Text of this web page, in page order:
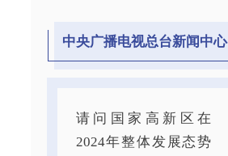
中央广播电视总台新闻中心
请问国家高新区在
2024年整体发展态势